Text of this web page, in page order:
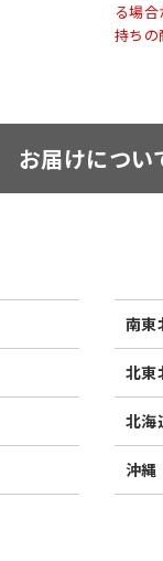
る場
持ちの
お届けについ
南東
北東
北海
沖縄